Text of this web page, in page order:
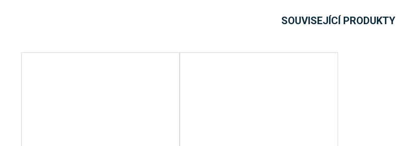
SOUVISEJÍCÍ PRODUKTY